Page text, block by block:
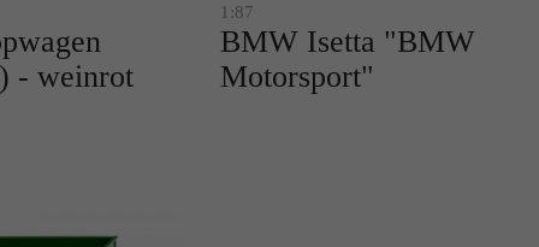
- weinrot
1:87
BMW Isetta "BMW
Motorsport"